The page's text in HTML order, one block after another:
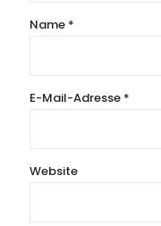
Name *
E-Mail-Adresse *
Website